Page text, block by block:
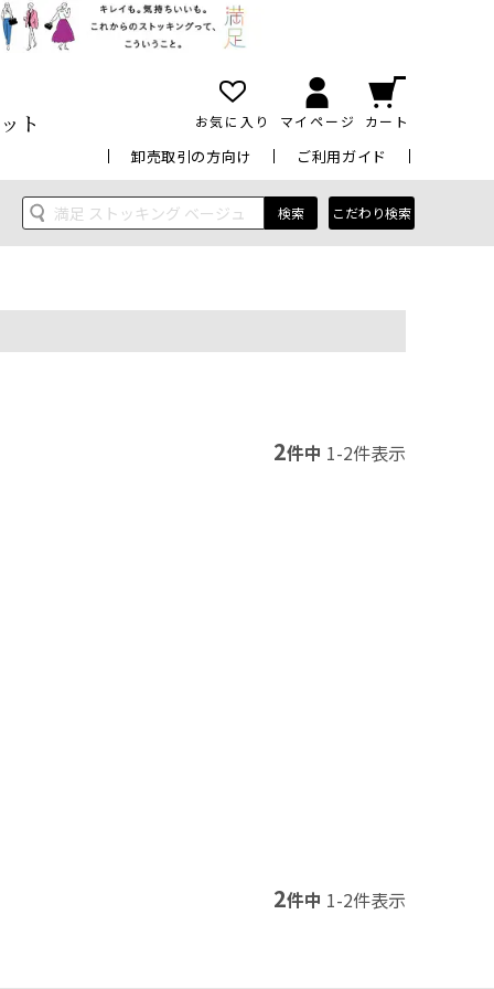
ト お気に入り マイページ カート
卸売取引の方向け ご利用ガイド
検索 こだわり検索
2件中 1-2件表示
2件中 1-2件表示